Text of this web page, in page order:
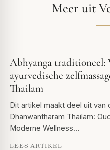
Meer uit
Abhyanga traditioneel:
ayurvedische
Thailam
Dit artikel maakt deel uit
Dhanwantharam Thailam:
Moderne Wellness…
LEES ARTIKEL